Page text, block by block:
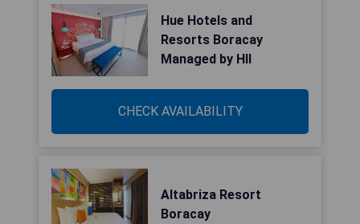
Hue Hotels and
Resorts Boracay
Managed by HII
CHECK AVAILABILITY
Altabriza Resort
Boracay